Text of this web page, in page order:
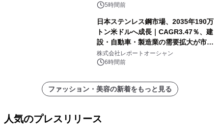
5時間前
日本ステンレス鋼市場、2035年190万
トン米ドルへ成長｜CAGR3.47％、建
設・自動車・製造業の需要拡大が市場
を牽引
株式会社レポートオーシャン
6時間前
ファッション・美容の新着をもっと見る
人気のプレスリリース